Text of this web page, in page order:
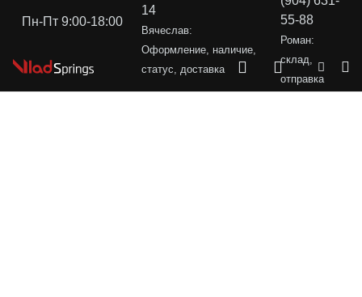
Пн-Пт 9:00-18:00
14
Вячеслав:
Оформление, наличие,
статус, доставка
55-88
Роман:
склад,
отправка